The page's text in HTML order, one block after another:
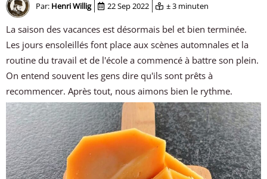
Par: Henri Willig 22 Sep 2022 ± 3 minuten
La saison des vacances est désormais bel et bien terminée.
Les jours ensoleillés font place aux scènes automnales et la
routine du travail et de l'école a commencé à battre son plein.
On entend souvent les gens dire qu'ils sont prêts à
recommencer. Après tout, nous aimons bien le rythme.